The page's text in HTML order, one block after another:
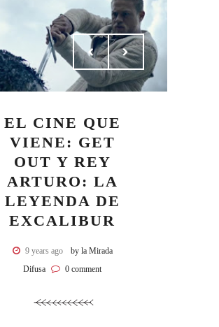
EL CINE QUE
VIENE: GET
OUT Y REY
ARTURO: LA
LEYENDA DE
EXCALIBUR
9 years ago
by la Mirada
Difusa
0 comment